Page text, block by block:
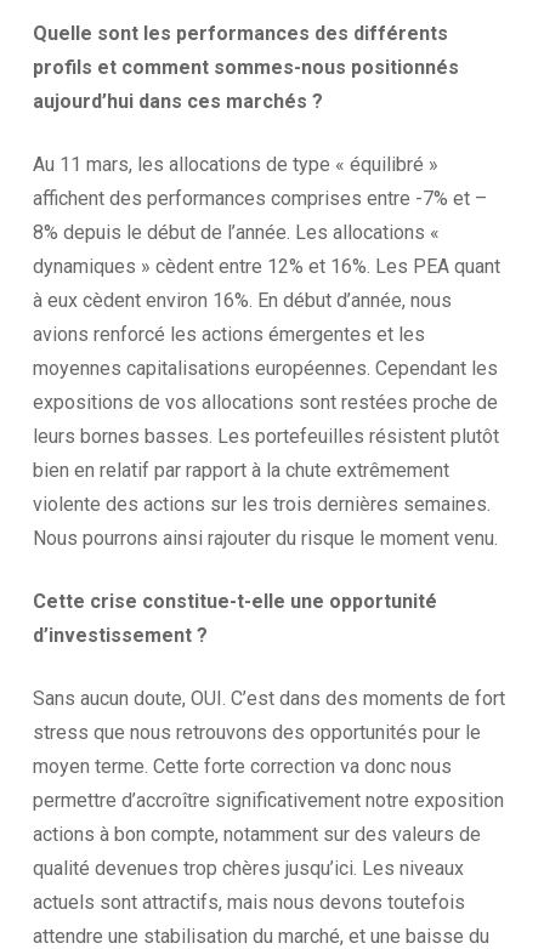
Quelle sont les performances des différents
profils et comment sommes-nous positionnés
aujourd’hui dans ces marchés ?
Au 11 mars, les allocations de type « équilibré »
affichent des performances comprises entre -7% et –
8% depuis le début de l’année. Les allocations «
dynamiques » cèdent entre 12% et 16%. Les PEA quant
à eux cèdent environ 16%. En début d’année, nous
avions renforcé les actions émergentes et les
moyennes capitalisations européennes. Cependant les
expositions de vos allocations sont restées proche de
leurs bornes basses. Les portefeuilles résistent plutôt
bien en relatif par rapport à la chute extrêmement
violente des actions sur les trois dernières semaines.
Nous pourrons ainsi rajouter du risque le moment venu.
Cette crise constitue-t-elle une opportunité
d’investissement ?
Sans aucun doute, OUI. C’est dans des moments de fort
stress que nous retrouvons des opportunités pour le
moyen terme. Cette forte correction va donc nous
permettre d’accroître significativement notre exposition
actions à bon compte, notamment sur des valeurs de
qualité devenues trop chères jusqu’ici. Les niveaux
actuels sont attractifs, mais nous devons toutefois
attendre une stabilisation du marché, et une baisse du